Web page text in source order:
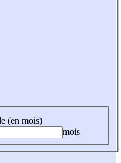
(en mois)
mois